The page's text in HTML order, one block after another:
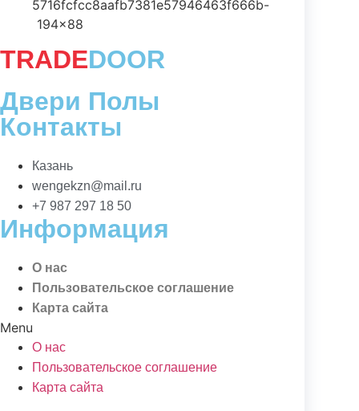
TRADEDOOR
Двери Полы
Контакты
Казань
wengekzn@mail.ru
+7 987 297 18 50
Информация
О нас
Пользовательское соглашение
Карта сайта
Menu
О нас
Пользовательское соглашение
Карта сайта